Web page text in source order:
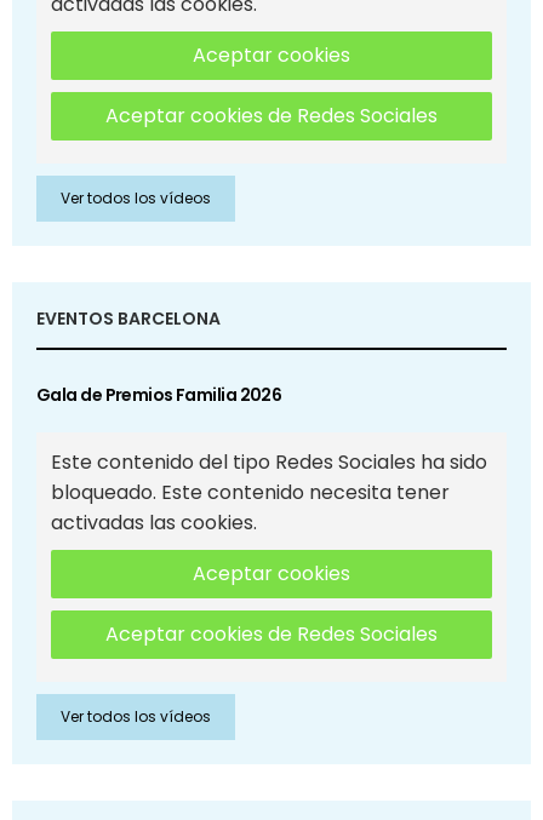
Aceptar cookies
Aceptar cookies de Redes Sociales
Ver todos los vídeos
EVENTOS BARCELONA
Gala de Premios Familia 2026
Este contenido del tipo Redes Sociales ha sido
bloqueado. Este contenido necesita tener
activadas las cookies.
Aceptar cookies
Aceptar cookies de Redes Sociales
Ver todos los vídeos